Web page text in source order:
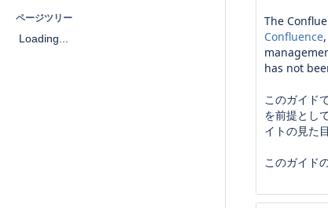
ページツリー
Loading...
The
Confluence
has not
このガイド
を前提とし
イトの見た
このガイド